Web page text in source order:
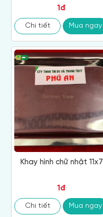
1đ
Chi tiết Mua ngay
Khay hình chữ nhật 11x7
1đ
Chi tiết Mua ngay